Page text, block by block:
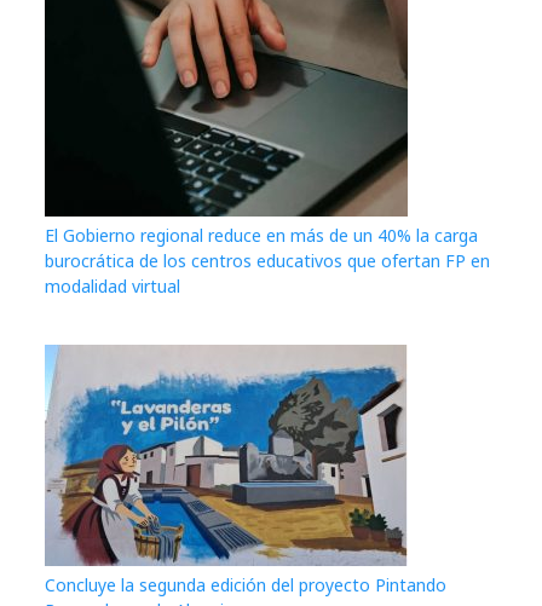
El Gobierno regional reduce en más de un 40% la carga
burocrática de los centros educativos que ofertan FP en
modalidad virtual
Concluye la segunda edición del proyecto Pintando